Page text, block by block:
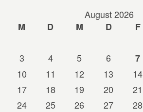
August 2026
M
D M D F
3
4 5 6 7
10
11 12 13 14
17
18 19 20 21
24
25 26 27 28